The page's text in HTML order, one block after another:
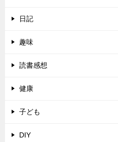
日記
趣味
読書感想
健康
子ども
DIY